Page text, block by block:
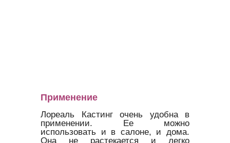
Применение
Лореаль Кастинг очень удобна в
применении. Ее можно
использовать и в салоне, и дома.
Она не растекается и легко